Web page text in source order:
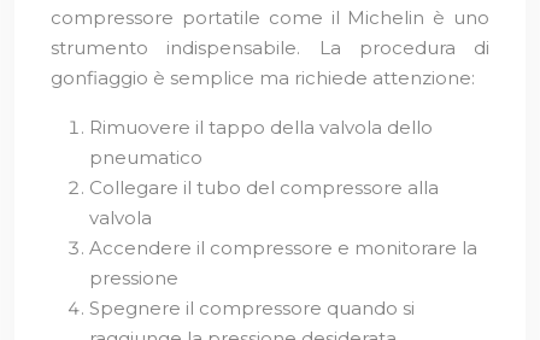
compressore portatile come il Michelin è uno
strumento indispensabile. La procedura di
gonfiaggio è semplice ma richiede attenzione:
Rimuovere il tappo della valvola dello
pneumatico
Collegare il tubo del compressore alla
valvola
Accendere il compressore e monitorare la
pressione
Spegnere il compressore quando si